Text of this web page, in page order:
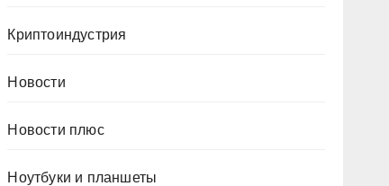
Криптоиндустрия
Новости
Новости плюс
Ноутбуки и планшеты